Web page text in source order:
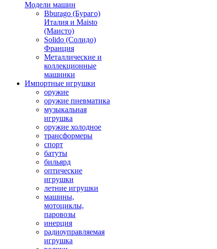
Модели машин
Bburago (Бураго)
Италия и Maisto
(Маисто)
Solido (Солидо)
Франция
Металлические и
коллекционные
машинки
Импортные игрушки
оружие
оружие пневматика
музыкальная
игрушка
оружие холодное
трансформеры
спорт
батуты
бильярд
оптические
игрушки
летние игрушки
машины,
мотоциклы,
паровозы
инерция
радиоуправляемая
игрушка